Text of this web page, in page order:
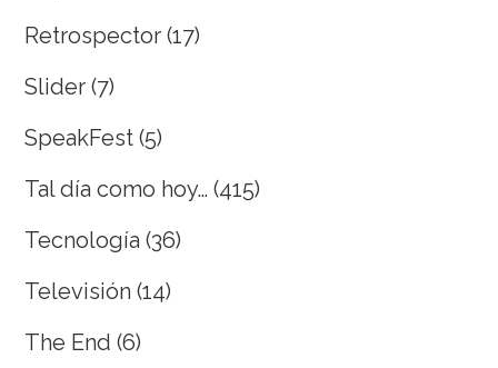
Retrospector (17)
Slider (7)
SpeakFest (5)
Tal día como hoy… (415)
Tecnología (36)
Televisión (14)
The End (6)